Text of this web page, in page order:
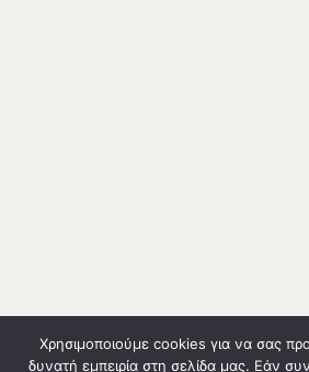
Χρησιμοποιούμε cookies για να σας
δυνατή εμπειρία στη σελίδα μας. Εάν